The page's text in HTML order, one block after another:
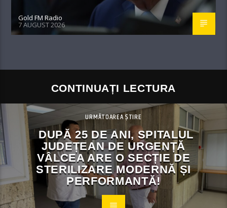
Gold FM Radio
7 AUGUST 2026
CONTINUAȚI LECTURA
URMĂTOAREA ȘTIRE
DUPĂ 25 DE ANI, SPITALUL
JUDEȚEAN DE URGENȚĂ
VÂLCEA ARE O SECȚIE DE
STERILIZARE MODERNĂ ȘI
PERFORMANTĂ!